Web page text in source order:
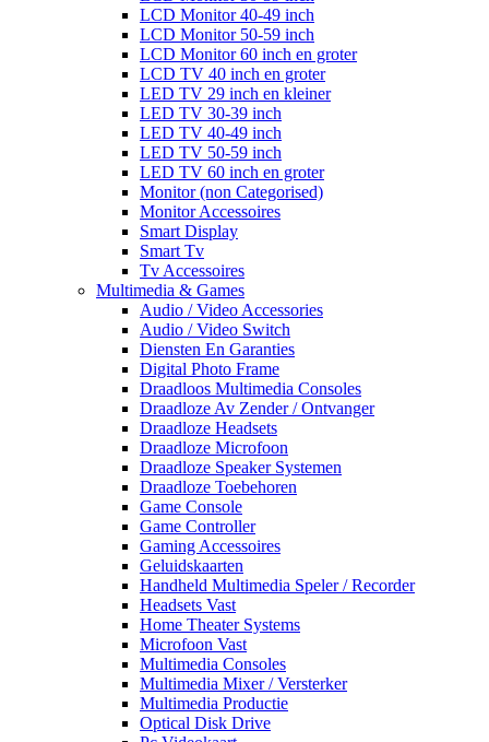
LCD Monitor 40-49 inch
LCD Monitor 50-59 inch
LCD Monitor 60 inch en groter
LCD TV 40 inch en groter
LED TV 29 inch en kleiner
LED TV 30-39 inch
LED TV 40-49 inch
LED TV 50-59 inch
LED TV 60 inch en groter
Monitor (non Categorised)
Monitor Accessoires
Smart Display
Smart Tv
Tv Accessoires
Multimedia & Games
Audio / Video Accessories
Audio / Video Switch
Diensten En Garanties
Digital Photo Frame
Draadloos Multimedia Consoles
Draadloze Av Zender / Ontvanger
Draadloze Headsets
Draadloze Microfoon
Draadloze Speaker Systemen
Draadloze Toebehoren
Game Console
Game Controller
Gaming Accessoires
Geluidskaarten
Handheld Multimedia Speler / Recorder
Headsets Vast
Home Theater Systems
Microfoon Vast
Multimedia Consoles
Multimedia Mixer / Versterker
Multimedia Productie
Optical Disk Drive